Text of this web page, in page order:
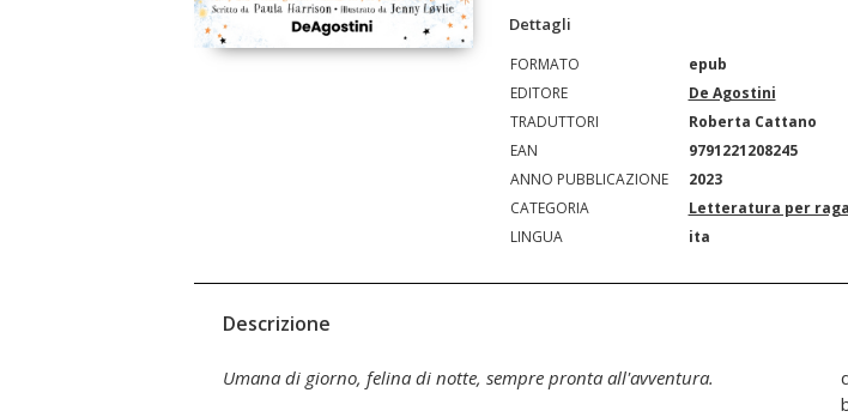
Dettagli
FORMATO
epub
EDITORE
De Agostini
TRADUTTORI
Roberta Cattano
EAN
9791221208245
ANNO PUBBLICAZIONE
2023
CATEGORIA
Letteratura per
LINGUA
ita
Descrizione
Umana di giorno, felina di notte, sempre pronta all'avventura.